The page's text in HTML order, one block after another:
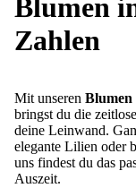
Blumen
Zahlen
Mit unseren Blumen
bringst du die
deine Leinwand.
elegante Lilien oder
uns findest du das
Auszeit.